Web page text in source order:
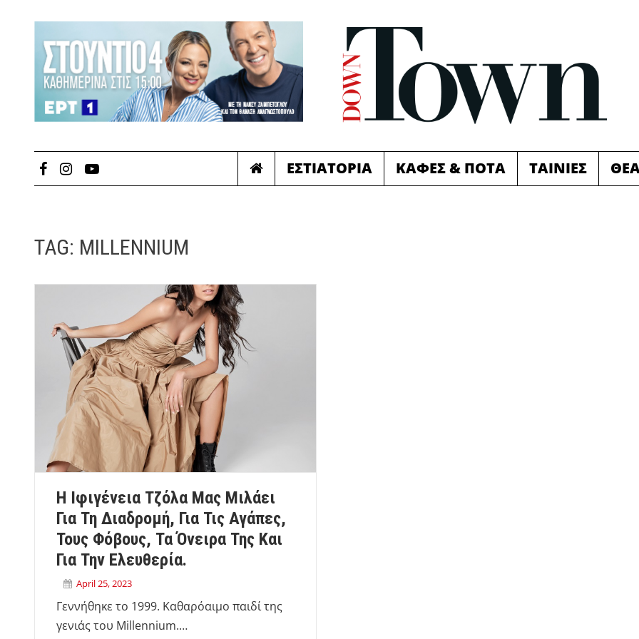
ΕΣΤΙΑΤΟΡΙΑ ΚΑΦΕΣ & ΠΟΤΑ ΤΑΙΝΙΕΣ
TAG: MILLENNIUM
Η Ιφιγένεια Τζόλα Μας Μιλάει
Για Τη Διαδρομή, Για Τις Αγάπες,
Τους Φόβους, Τα Όνειρα Της Και
Για Την Ελευθερία.
April 25, 2023
Γεννήθηκε το 1999. Καθαρόαιμο παιδί της
γενιάς του Millennium.…